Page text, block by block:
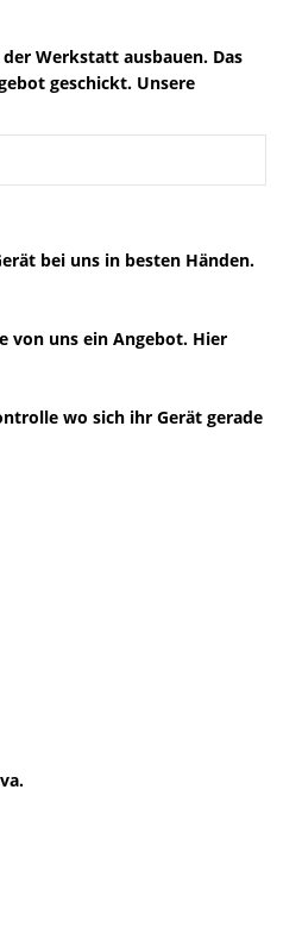
Werkstatt ausbauen. Das
geschickt. Unsere
bei uns in besten Händen.
von uns ein Angebot. Hier
wo sich ihr Gerät gerade